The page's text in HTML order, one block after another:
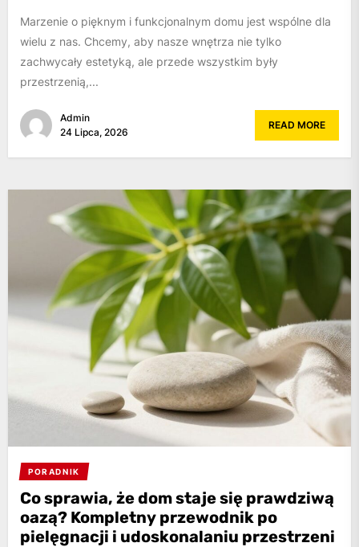
Marzenie o pięknym i funkcjonalnym domu jest wspólne dla
wielu z nas. Chcemy, aby nasze wnętrza nie tylko
zachwycały estetyką, ale przede wszystkim były
przestrzenią,...
Admin
24 Lipca, 2026
READ MORE
PORADNIK
Co sprawia, że dom staje się prawdziwą
oazą? Kompletny przewodnik po
pielęgnacji i udoskonalaniu przestrzeni